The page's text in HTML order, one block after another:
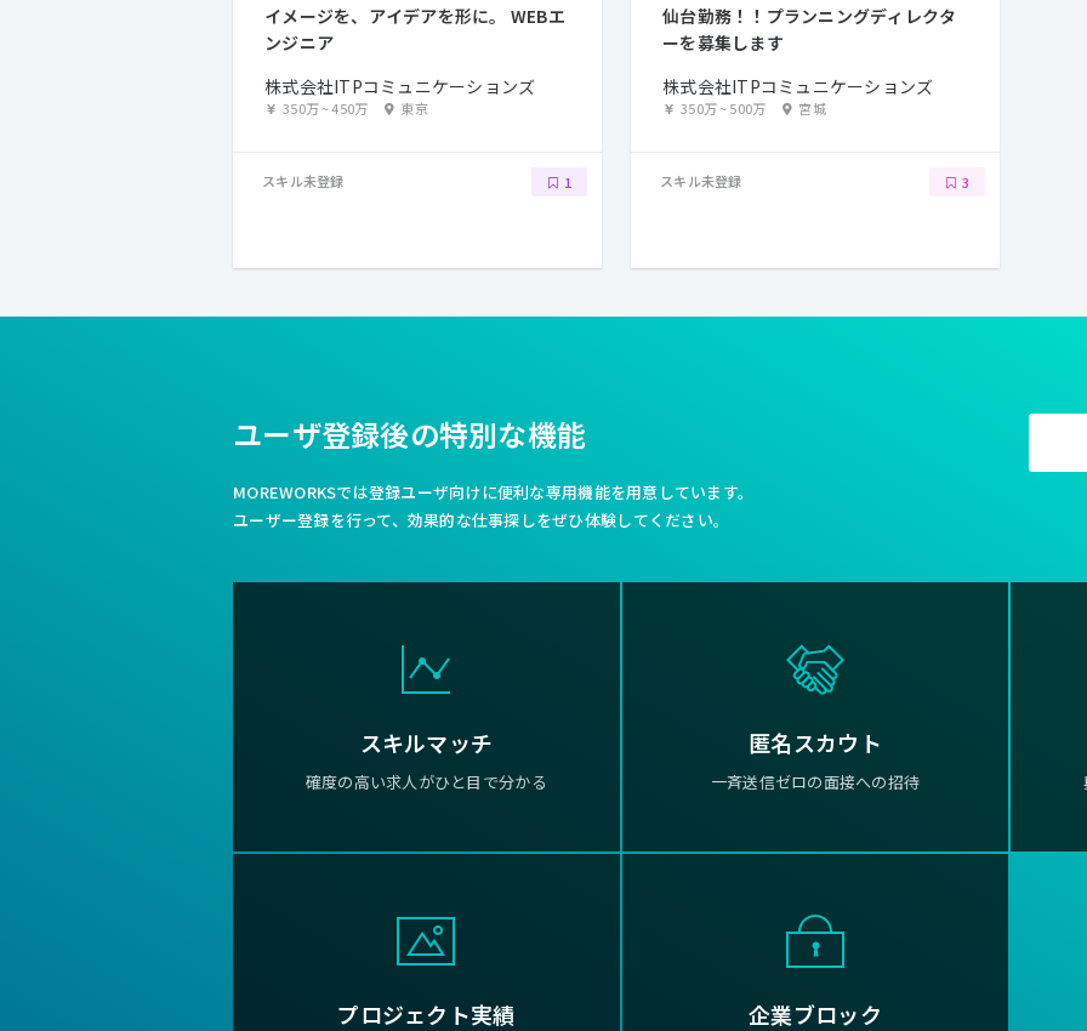
イメージを、アイデアを形に。 WEBエ
ンジニア
株式会社ITPコミュニケーションズ
350万~450万 東京
スキル未登録 1
仙台勤務！！プランニングディレクタ
ーを募集します
株式会社ITPコミュニケーションズ
350万~500万 宮城
スキル未登録 3
ユーザ登録後の特別な機能
MOREWORKSでは登録ユーザ向けに便利な専用機能を用意しています。
ユーザー登録を行って、効果的な仕事探しをぜひ体験してください。
スキルマッチ
確度の高い求人がひと目で分かる
匿名スカウト
一斉送信ゼロの面接への招待
プロジェクト実績 企業ブロック